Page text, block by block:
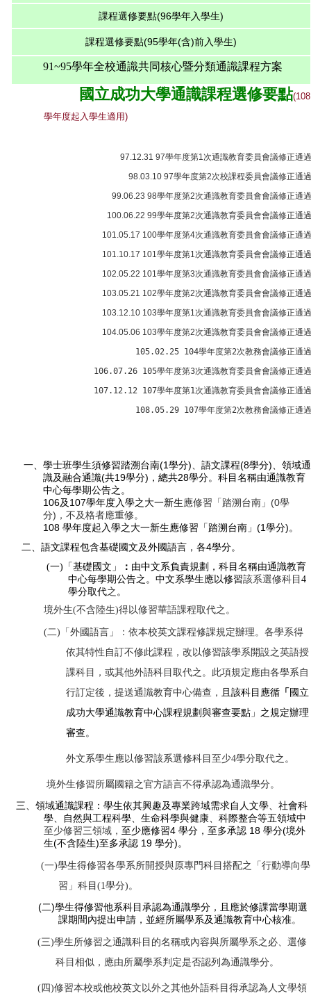
課程選修要點(96學年入學生)
課程選修要點(95學年(含)前入學生)
91~95學年全校通識共同核心暨分類通識課程方案
國立成功大學通識課程選修要點(108
學年度起入學生適用)
97.12.31 97學年度第1 次通識教育委員會議修正通過
98.03.10 97學年度第2次校課程委員會議修正通過
99.06.23 98學年度第2次通識教育委員會會議修正通過
100.06.22 99學年度第2次通識教育委員會會議修正通過
101.05.17 100學年度第4次通識教育委員會會議修正通過
101.10.17 101 學年度第1 次通識教育委員會會議修正通過
102.05.22 101 學年度第3次通識教育委員會會議修正通過
103.05.21 102學年度第2次通識教育委員會會議修正通過
103.12.10 103學年度第1 次通識教育委員會會議修正通過
104.05.06 103學年度第2次通識教育委員會會議修正通過
105.02.25 104學年度第2次教務會議修正通過
106.07.26 105學年度第3次通識教育委員會會議修正通過
107.12.12 107學年度第1 次通識教育委員會會議修正通過
108.05.29 107學年度第2次教務會議修正通過
一、學士班學生須修習踏溯台南(1 學分) 、語文課程(8學分) 、領域通
識及融合通識(共19學分) ，總共28學分。科目名稱由通識教育
中心每學期公告之。
106及 107學年度入學之大一新生 應修習「踏溯台南」 (0學
分) ，不及格者應重修。
108學年度起入學之大一新生應修習「踏溯台南」(1學分) 。
二、語文課程包含基礎國文及外國語言，各4學分。
(一) 「基礎國文」 ： 由中文系負責規劃，科目名稱由通識教育
中心每學期公告之。中文系學生應以修習該系選修科目4
學分取代之 。
境外生(不含陸生)得以修習華語課程取代之。
(二) 「外國語言」：依本校英文課程修課規定辦理。各學系得
依其特性自訂不修此課程，改以修習該學系開設之英語授
課科目，或其他外語科目取代之。此項規定應由各學系自
行訂定後，提送通識教育中心備查，
且該科目應循 「國立
成功大學通識教育中心課程規劃與審查要點」之規定辦理
審查。
外文系學生應以修習該系選修科目至少4學分取代之。
境外生修習所屬國籍之官方語言不得承認為通識學分。
三、 領域通識課程：學生依其興趣及專業跨域需求自人文學、社會科
學、自然與工程科學、生命科學與健康、科際整合等五領域中
至少修習三領域， 至少應修習4 學分，至多承認18 學分(境外
生(不含陸生)至多承認19 學分) 。
(一)學生得修習各學系所開授與原專門科目搭配之「行動導向學
習」科目(1學分) 。
(二)學生得修習他系科目承認為通識學分，且應於修課當學期選
課期間內提出申請，並經所屬學系及通識教育中心核准。
(三)學生所修習之通識科目的名稱或內容與所屬學系之必、選修
科目相似，應由所屬學系判定是否認列為通識學分。
(四)修習本校或他校英文以外之其他外語科目得承認為人文學領